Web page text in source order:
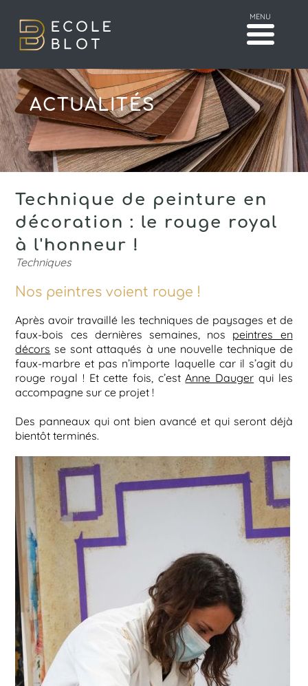
MENU
ACTUALITÉS
Technique de peinture en
décoration : le rouge royal
à l'honneur !
Techniques
Nos peintres voient rouge !
Après avoir travaillé les techniques de paysages et de
faux-bois ces dernières semaines, nos peintres en
décors se sont attaqués à une nouvelle technique de
faux-marbre et pas n’importe laquelle car il s’agit du
rouge royal ! Et cette fois, c’est Anne Dauger qui les
accompagne sur ce projet !
Des panneaux qui ont bien avancé et qui seront déjà
bientôt terminés.